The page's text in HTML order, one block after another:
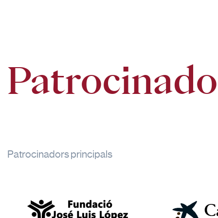
Patrocinadors principals